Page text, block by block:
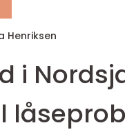
Henriksen
i